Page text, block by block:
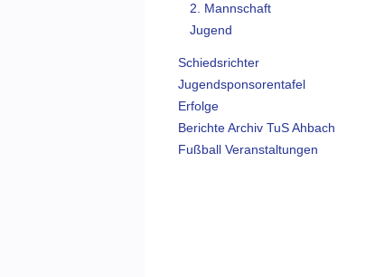
2. Mannschaft
Jugend
Schiedsrichter
Jugendsponsorentafel
Erfolge
Berichte Archiv TuS Ahbach
Fußball Veranstaltungen